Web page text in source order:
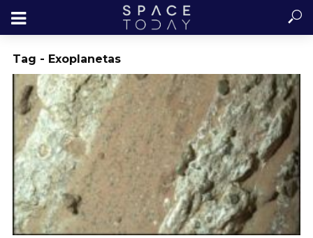
Tag - Exoplanetas